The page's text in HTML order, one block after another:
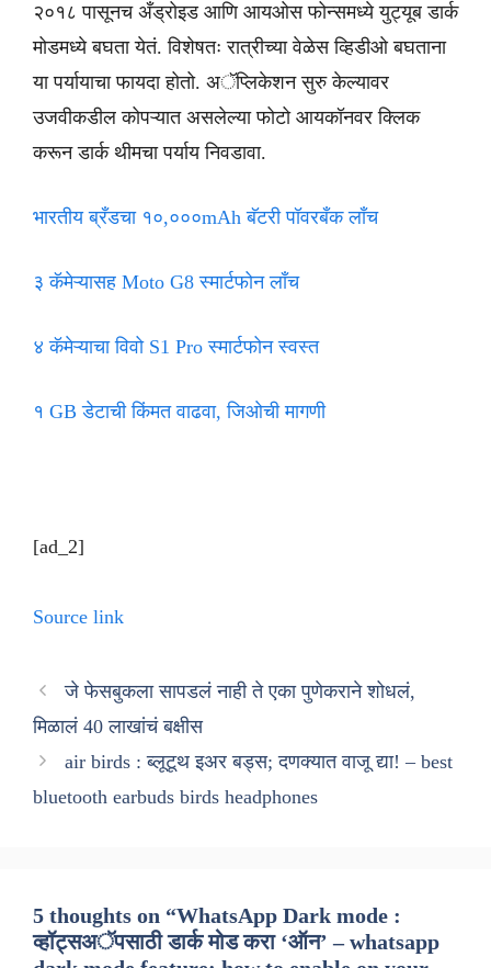
२०१८ पासूनच अँड्रोइड आणि आयओस फोन्समध्ये युट्यूब डार्क
मोडमध्ये बघता येतं. विशेषतः रात्रीच्या वेळेस व्हिडीओ बघताना
या पर्यायाचा फायदा होतो. अॅप्लिकेशन सुरु केल्यावर
उजवीकडील कोपऱ्यात असलेल्या फोटो आयकॉनवर क्लिक
करून डार्क थीमचा पर्याय निवडावा.
भारतीय ब्रँडचा १०,०००mAh बॅटरी पॉवरबँक लाँच
३ कॅमेऱ्यासह Moto G8 स्मार्टफोन लाँच
४ कॅमेऱ्याचा विवो S1 Pro स्मार्टफोन स्वस्त
१ GB डेटाची किंमत वाढवा, जिओची मागणी
[ad_2]
Source link
जे फेसबुकला सापडलं नाही ते एका पुणेकराने शोधलं,
मिळालं 40 लाखांचं बक्षीस
air birds : ब्लूटूथ इअर बड्स; दणक्यात वाजू द्या! – best
bluetooth earbuds birds headphones
5 thoughts on “WhatsApp Dark mode :
व्हॉट्सअॅपसाठी डार्क मोड करा ‘ऑन’ – whatsapp